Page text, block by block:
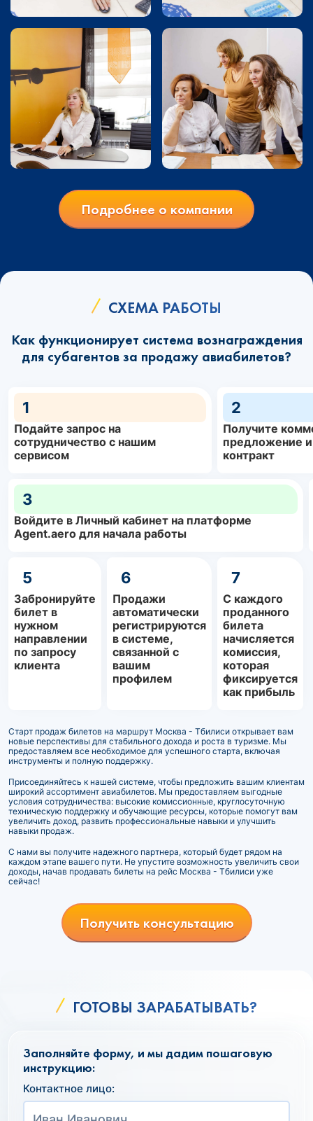
Подробнее о компании
СХЕМА РАБОТЫ
Как функционирует система вознаграждения
для субагентов за продажу авиабилетов?
1
Подайте запрос на
сотрудничество с нашим
сервисом
2
Получите
предложение
контракт
3
Войдите в Личный кабинет на платформе
Agent.aero для начала работы
5
Забронируйте
билет в
нужном
направлении
по запросу
клиента
6
Продажи
автоматически
регистрируются
в системе,
связанной с
вашим
профилем
7
С каждого
проданного
билета
начисляется
комиссия,
которая
фиксируется
как прибыль
Старт продаж билетов на маршрут Москва - Тбилиси открывает вам
новые перспективы для стабильного дохода и роста в туризме. Мы
предоставляем все необходимое для успешного старта, включая
инструменты и полную поддержку.
Присоединяйтесь к нашей системе, чтобы предложить вашим клиентам
широкий ассортимент авиабилетов. Мы предоставляем выгодные
условия сотрудничества: высокие комиссионные, круглосуточную
техническую поддержку и обучающие ресурсы, которые помогут вам
увеличить доход, развить профессиональные навыки и улучшить
навыки продаж.
С нами вы получите надежного партнера, который будет рядом на
каждом этапе вашего пути. Не упустите возможность увеличить свои
доходы, начав продавать билеты на рейс Москва - Тбилиси уже
сейчас!
Получить консультацию
ГОТОВЫ ЗАРАБАТЫВАТЬ?
Заполняйте форму, и мы дадим пошаговую
инструкцию:
Контактное лицо: